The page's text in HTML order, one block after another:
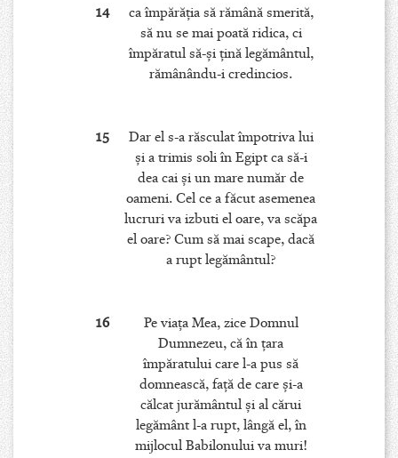
14
ca împărăţia să rămână smerită,
să nu se mai poată ridica, ci
împăratul să-şi ţină legământul,
rămânându-i credincios.
15
Dar el s-a răsculat împotriva lui
şi a trimis soli în Egipt ca să-i
dea cai şi un mare număr de
oameni. Cel ce a făcut asemenea
lucruri va izbuti el oare, va scăpa
el oare? Cum să mai scape, dacă
a rupt legământul?
16
Pe viaţa Mea, zice Domnul
Dumnezeu, că în ţara
împăratului care l-a pus să
domnească, faţă de care şi-a
călcat jurământul şi al cărui
legământ l-a rupt, lângă el, în
mijlocul Babilonului va muri!